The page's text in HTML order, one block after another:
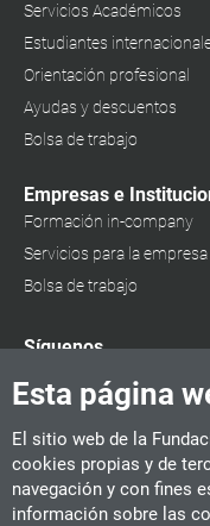
Esta página
El sitio web de la
cookies propias y de
navegación y con fines
información sobre las
Servicios Académicos
Estudiantes
Orientación profesional
Ayudas y descuentos
Bolsa de trabajo
Empresas e
Formación in-company
Servicios para la empresa
Bolsa de trabajo
Síguenos